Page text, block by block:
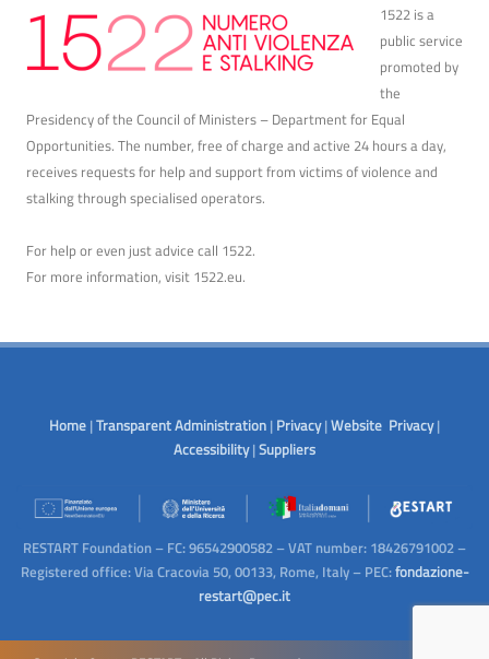
1522 is a
public service
promoted by
the
Presidency of the Council of Ministers – Department for Equal
Opportunities. The number, free of charge and active 24 hours a day,
receives requests for help and support from victims of violence and
stalking through specialised operators.
For help or even just advice call 1522.
For more information, visit 1522.eu.
Home |Transparent Administration | Privacy|Website Privacy|
Accessibility|Suppliers
RESTART Foundation – FC: 96542900582 – VAT number: 18426791002 –
Registered office: Via Cracovia 50, 00133, Rome, Italy – PEC:fondazione-
restart@pec.it